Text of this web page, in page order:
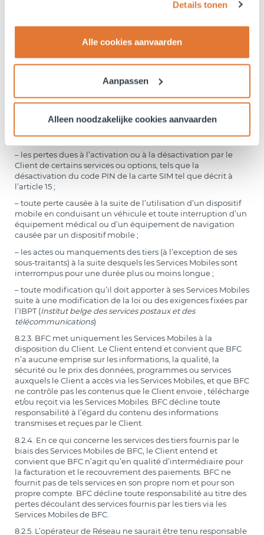
Details tonen
Alle cookies aanvaarden
Aanpassen
Alleen noodzakelijke cookies aanvaarden
et de tout autre opérateur de Réseau, en Belgique ou à
modification apportée au Réseau. En outre, BFC décline
Mobiles ou de la non-réception de signaux radio via lesquels
de tels Services Mobiles sont fournis dans certaines zones,
pour des raisons techniques (y compris, sans s’y limiter, les
perturbations causées par d’autres dispositifs ou la structure
technique d’un bâtiment empêchant la distribution du
signal à l’intérieur de ce dernier) ;
– des dispositifs mobiles défectueux, une mauvaise
installation de ces dispositifs ou l’utilisation de dispositifs
mobiles non certifiés ;
– les pertes dues à l’activation ou à la désactivation par le
Client de certains services ou options, tels que la
désactivation du code PIN de la carte SIM tel que décrit à
l’article 15 ;
– toute perte causée à la suite de l’utilisation d’un dispositif
mobile en conduisant un véhicule et toute interruption d’un
équipement médical ou d’un équipement de navigation
causée par un dispositif mobile ;
– les actes ou manquements des tiers (à l’exception de ses
sous-traitants) à la suite desquels les Services Mobiles sont
interrompus pour une durée plus ou moins longue ;
– toute modification qu’il doit apporter à ses Services Mobiles
suite à une modification de la loi ou des exigences fixées par
l’IBPT (Institut belge des services postaux et des
télécommunications)
8.2.3. BFC met uniquement les Services Mobiles à la
disposition du Client. Le Client entend et convient que BFC
n’a aucune emprise sur les informations, la qualité, la
sécurité ou le prix des données, programmes ou services
auxquels le Client a accès via les Services Mobiles, et que BFC
ne contrôle pas les contenus que le Client envoie , télécharge
et/ou reçoit via les Services Mobiles. BFC décline toute
responsabilité à l’égard du contenu des informations
transmises et reçues par le Client.
8.2.4. En ce qui concerne les services des tiers fournis par le
biais des Services Mobiles de BFC, le Client entend et
convient que BFC n’agit qu’en qualité d’intermédiaire pour
la facturation et le recouvrement des paiements. BFC ne
fournit pas de tels services en son propre nom et pour son
propre compte. BFC décline toute responsabilité au titre des
pertes découlant des services fournis par les tiers via les
Services Mobiles de BFC.
8.2.5. L’opérateur de Réseau ne saurait être tenu responsable